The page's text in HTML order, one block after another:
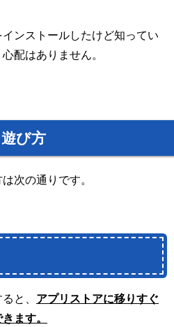
ンストールしたけど知ってい
配はありません。
び方
次の通りです。
と、 アプリストアに移りすぐ
ます。